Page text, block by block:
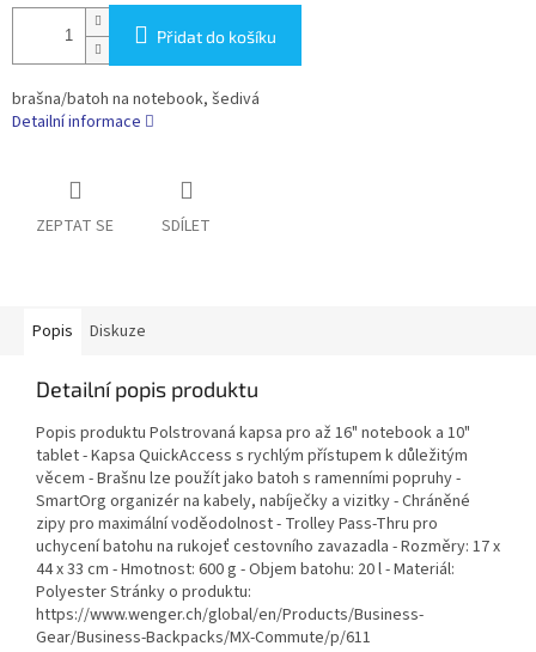
Přidat do košíku
brašna/batoh na notebook, šedivá
Detailní informace
ZEPTAT SE SDÍLET
Popis Diskuze
Detailní popis produktu
Popis produktu Polstrovaná kapsa pro až 16" notebook a 10"
tablet - Kapsa QuickAccess s rychlým přístupem k důležitým
věcem - Brašnu lze použít jako batoh s ramenními popruhy -
SmartOrg organizér na kabely, nabíječky a vizitky - Chráněné
zipy pro maximální voděodolnost - Trolley Pass-Thru pro
uchycení batohu na rukojeť cestovního zavazadla - Rozměry: 17 x
44 x 33 cm - Hmotnost: 600 g - Objem batohu: 20 l - Materiál:
Polyester Stránky o produktu:
https://www.wenger.ch/global/en/Products/Business-
Gear/Business-Backpacks/MX-Commute/p/611